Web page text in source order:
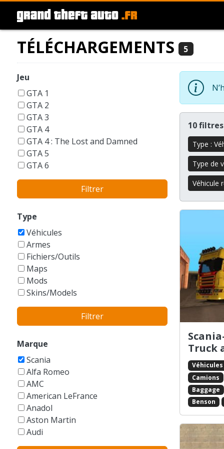
TÉLÉCHARGEMENTS 5
Jeu
GTA 1
GTA 2
GTA 3
GTA 4
GTA 4 : The Lost and Damned
GTA 5
GTA 6
GTA Liberty City Stories
GTA London 1969
GTA San Andreas
GTA Vice City
Filtrer
Type
Véhicules
Armes
Fichiers/Outils
Maps
Mods
Skins/Models
Filtrer
Marque
Scania
Alfa Romeo
AMC
American LeFrance
Anadol
Aston Martin
Audi
Austin
10
Type :
Type de
Véhicule
Truck
Véhicules
Camions
Baggage
Benson